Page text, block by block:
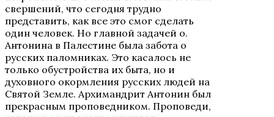
свершений, что сегодня трудно
представить, как все это смог сделать
один человек. Но главной задачей о.
Антонина в Палестине была забота о
русских паломниках. Это касалось не
только обустройства их быта, но и
духовного окормления русских людей на
Святой Земле. Архимандрит Антонин был
прекрасным проповедником. Проповеди,